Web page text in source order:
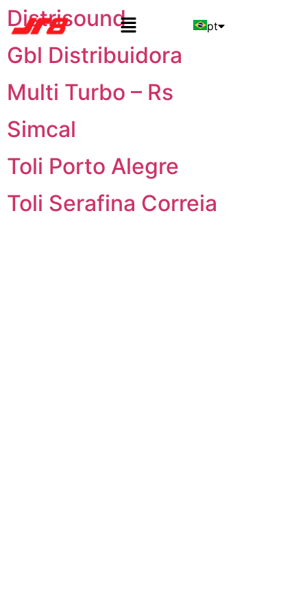
pt
Distrisound
Gbl Distribuidora
Multi Turbo – Rs
Simcal
Toli Porto Alegre
Toli Serafina Correia